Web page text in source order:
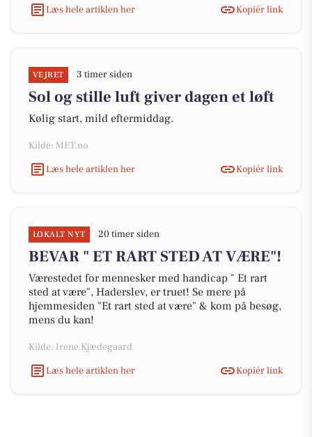
Læs hele artiklen her
Kopiér link
VEJRET 3 timer siden
Sol og stille luft giver dagen et løft
Kølig start, mild eftermiddag.
Kilde: MET.no
Læs hele artiklen her
Kopiér link
LOKALT NYT 20 timer siden
BEVAR " ET RART STED AT VÆRE"!
Værestedet for mennesker med handicap " Et rart
sted at være", Haderslev, er truet! Se mere på
hjemmesiden "Et rart sted at være" & kom på besøg,
mens du kan!
Kilde: Irene Kjædegaard
Læs hele artiklen her
Kopiér link